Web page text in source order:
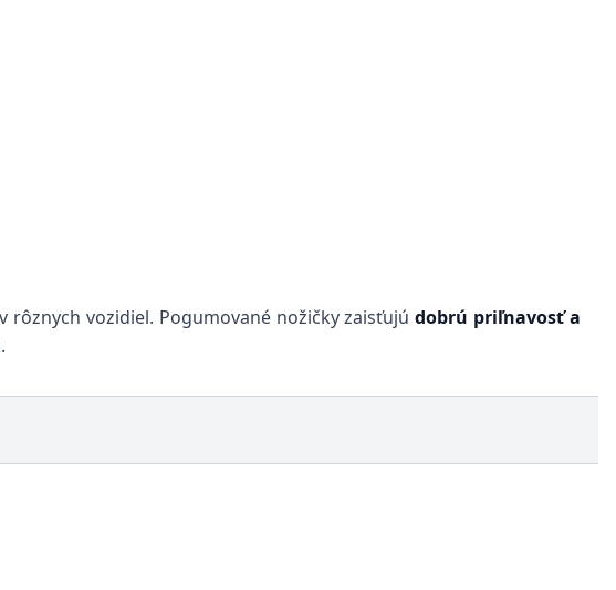
vozidiel. Pogumované nožičky zaisťujúdobrú priľnavosť a